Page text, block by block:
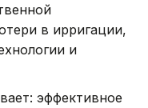
в ирригации,
и
эффективное